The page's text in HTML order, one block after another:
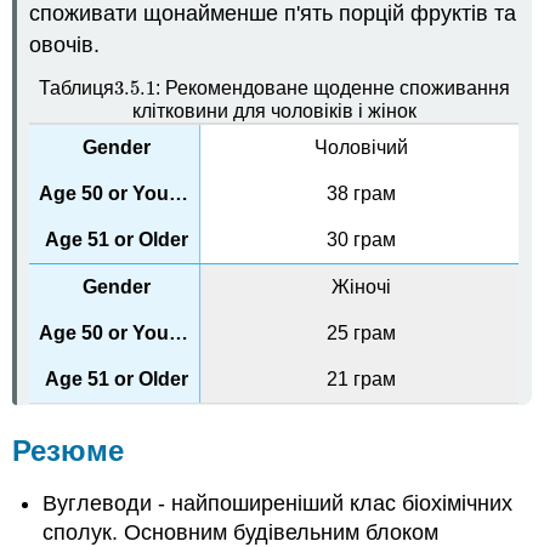
споживати щонайменше п'ять порцій фруктів та
овочів.
Таблиця3.5.1
3.5.1: Рекомендоване щоденне споживання
клітковини для чоловіків і жінок
Чоловічий
38 грам
30 грам
Жіночі
25 грам
21 грам
Резюме
Вуглеводи - найпоширеніший клас біохімічних
сполук. Основним будівельним блоком